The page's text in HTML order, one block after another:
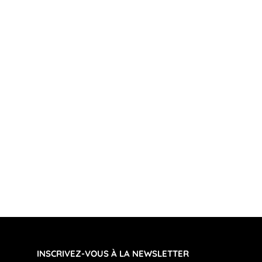
INSCRIVEZ-VOUS À LA NEWSLETTER